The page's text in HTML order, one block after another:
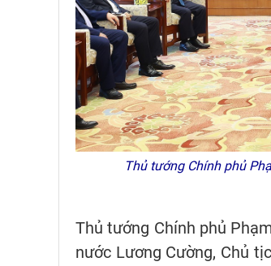
Thủ tướng Chính phủ
Thủ tướng Chính phủ
nước Lương Cường, Chủ